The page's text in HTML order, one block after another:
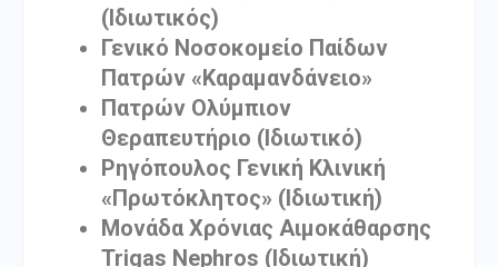
(Ιδιωτικός)
Γενικό Νοσοκομείο Παίδων
Πατρών «Καραμανδάνειο»
Πατρών Ολύμπιον
Θεραπευτήριο (Ιδιωτικό)
Ρηγόπουλος Γενική Κλινική
«Πρωτόκλητος» (Ιδιωτική)
Μονάδα Χρόνιας Αιμοκάθαρσης
Trigas Nephros (Ιδιωτική)